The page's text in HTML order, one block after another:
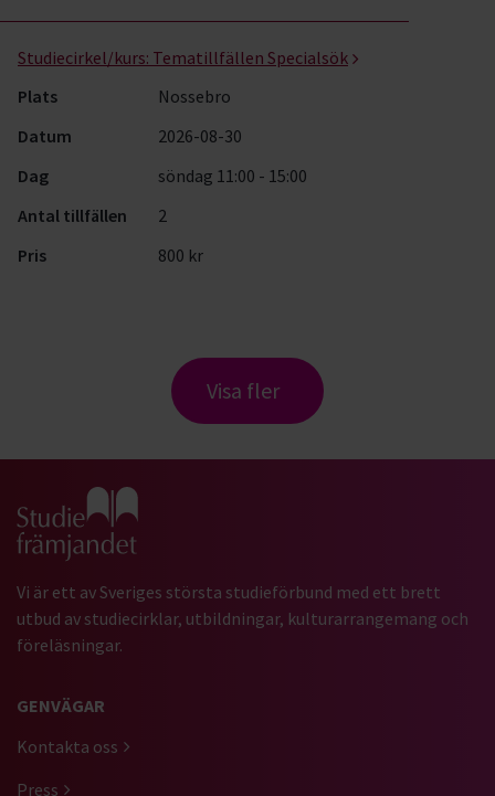
Studiecirkel/kurs: Tematillfällen Specialsök
Plats
Nossebro
Datum
2026-08-30
Dag
söndag 11:00 - 15:00
Antal tillfällen
2
Pris
800 kr
Visa fler
Gå till studiefrämjandets startsida
Vi är ett av Sveriges största studieförbund med ett brett
utbud av studiecirklar, utbildningar, kulturarrangemang och
föreläsningar.
GENVÄGAR
Kontakta oss
Press